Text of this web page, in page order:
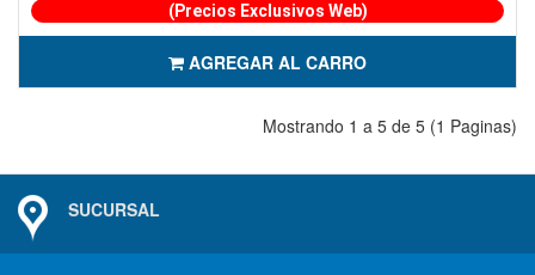
(Precios Exclusivos Web)
AGREGAR AL CARRO
Mostrando 1 a 5 de 5 (1 Paginas)
SUCURSAL